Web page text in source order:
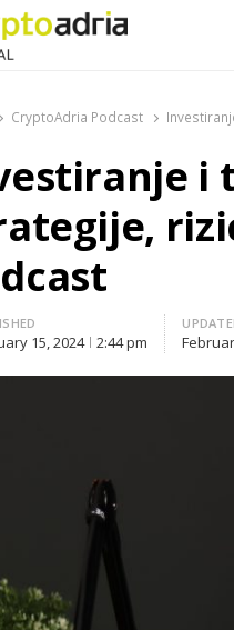
CryptoAdria Podcast
i
15, 2024 2:44 pm